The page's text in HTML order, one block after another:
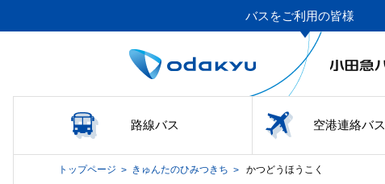
バスをご利用の皆様
路線バス 空港連絡バス
トップページ > きゅんたのひみつきち > かつどうほうこく